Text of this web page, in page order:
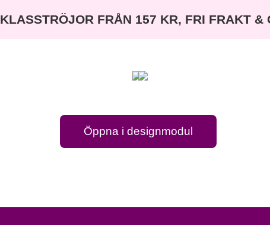
KLASSTRÖJOR FRÅN 157 KR, FRI FRAKT &
9c
Öppna i designmodul